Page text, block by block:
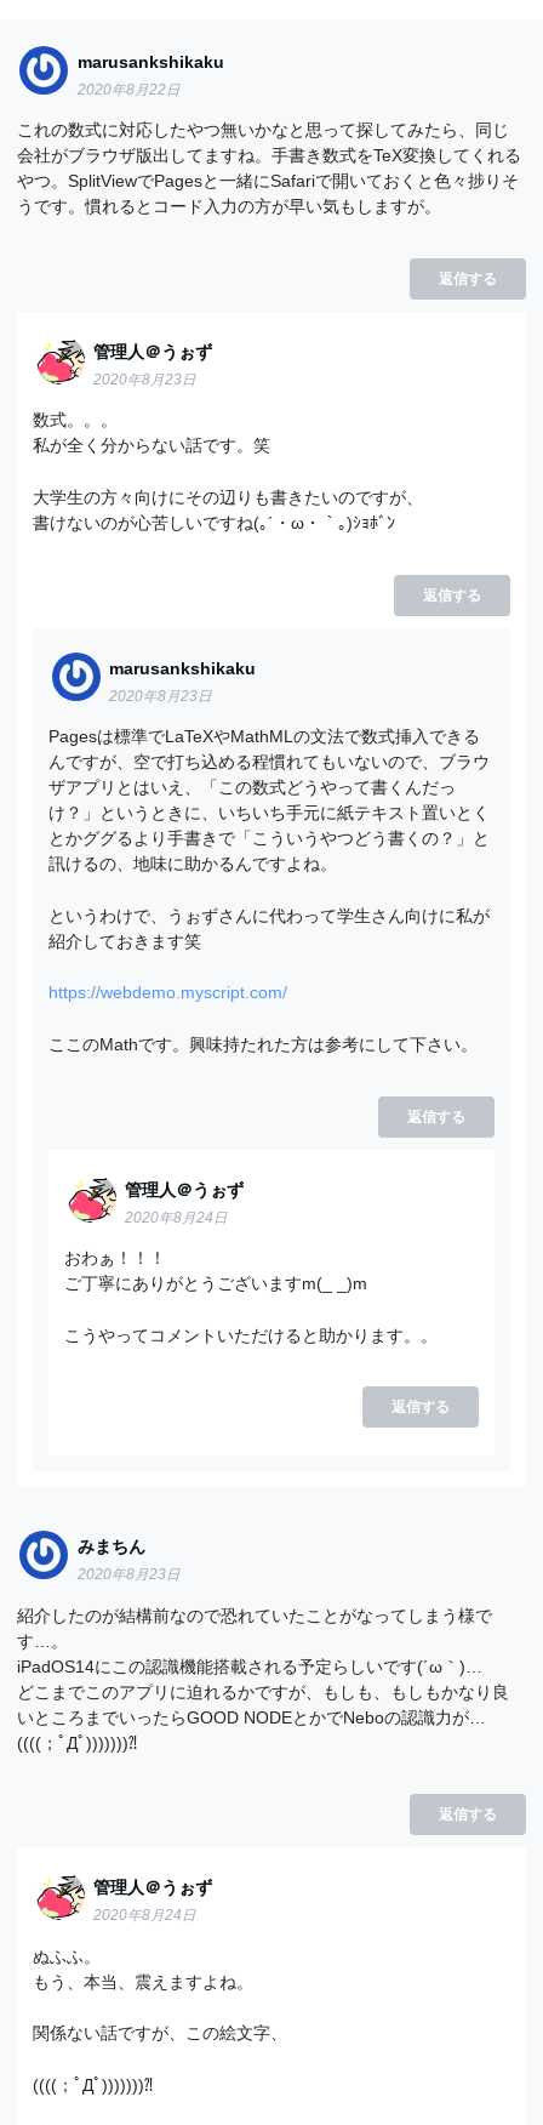
marusankshikaku
2020年8月22日
これの数式に対応したやつ無いかなと思って探してみたら、同じ
会社がブラウザ版出してますね。手書き数式をTeX変換してくれる
やつ。SplitViewでPagesと一緒にSafariで開いておくと色々捗りそ
うです。慣れるとコード入力の方が早い気もしますが。
返信する
管理人＠うぉず
2020年8月23日
数式。。。
私が全く分からない話です。笑
大学生の方々向けにその辺りも書きたいのですが、
書けないのが心苦しいですね(｡´・ω・｀｡)ｼｮﾎﾞﾝ
返信する
marusankshikaku
2020年8月23日
Pagesは標準でLaTeXやMathMLの文法で数式挿入できる
んですが、空で打ち込める程慣れてもいないので、ブラウ
ザアプリとはいえ、「この数式どうやって書くんだっ
け？」というときに、いちいち手元に紙テキスト置いとく
とかググるより手書きで「こういうやつどう書くの？」と
訊けるの、地味に助かるんですよね。
というわけで、うぉずさんに代わって学生さん向けに私が
紹介しておきます笑
https://webdemo.myscript.com/
ここのMathです。興味持たれた方は参考にして下さい。
返信する
管理人＠うぉず
2020年8月24日
おわぁ！！！
ご丁寧にありがとうございますm(_ _)m
こうやってコメントいただけると助かります。。
返信する
みまちん
2020年8月23日
紹介したのが結構前なので恐れていたことがなってしまう様で
す…。
iPadOS14にこの認識機能搭載される予定らしいです(´ω｀)…
どこまでこのアプリに迫れるかですが、もしも、もしもかなり良
いところまでいったらGOOD NODEとかでNeboの認識力が…
((((；ﾟДﾟ)))))))⁈
返信する
管理人＠うぉず
2020年8月24日
ぬふふ。
もう、本当、震えますよね。
関係ない話ですが、この絵文字、
((((；ﾟДﾟ)))))))⁈